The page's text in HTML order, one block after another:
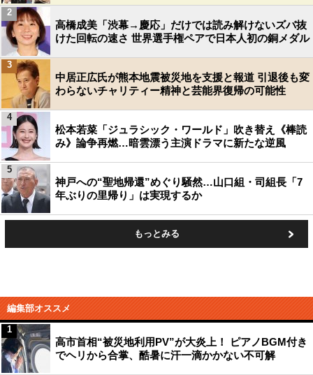
高橋成美「渋幕→慶応」だけでは読み解けないズバ抜
けた回転の速さ 世界選手権ペアで日本人初の銅メダル
2
中居正広氏が熊本地震被災地を支援と報道 引退後も変
わらないチャリティー精神と芸能界復帰の可能性
3
松本若菜「ジュラシック・ワールド」吹き替え《棒読
み》論争再燃…暗雲漂う主演ドラマに新たな逆風
4
神戸への“聖地帰還”めぐり騒然…山口組・司組長「7
年ぶりの里帰り」は実現するか
5
もっとみる
編集部オススメ
高市首相“被災地利用PV”が大炎上！ ピアノBGM付き
でヘリから合掌、酷暑に汗一滴かかない不可解
1